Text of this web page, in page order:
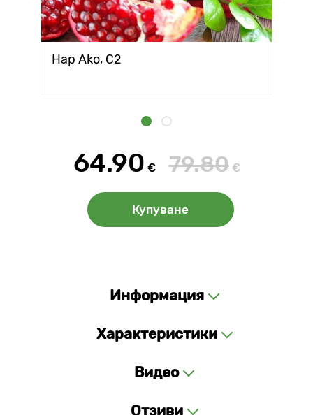
Нар Ako, С2
64.90 € 79.80 €
Купуване
Информация
Характеристики
Видео
Отзиви